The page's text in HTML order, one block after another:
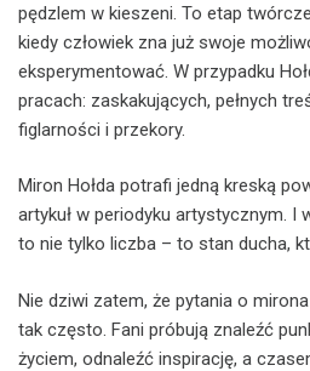
pędzlem w kieszeni. To etap
kiedy człowiek zna już swoje
eksperymentować. W przypadku
pracach: zaskakujących, pełnych
figlarności i przekory.
Miron Hołda potrafi jedną kreską
artykuł w periodyku artystycznym. I
to nie tylko liczba – to stan ducha,
Nie dziwi zatem, że pytania o
tak często. Fani próbują znaleźć
życiem, odnaleźć inspirację, a